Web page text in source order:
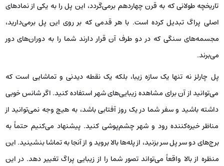
تاریخچه طولانی که به قرن چهاردهم برمی‌گردد، این پل را به یکی از نمادهای
اصلی پراگ تبدیل کرده است. با هر قدمی که بر روی این پل برمی‌دارید،
مجسمه‌های سنگی که در دو طرف آن قرار دارند شما را به دوران‌های دور
می‌برند.
پل چارلز نه تنها یک سازه زیبا، بلکه یک نقطه دیدنی و تماشایی است که
می‌توانید از آن برای مشاهده زیبایی‌های شهر استفاده کنید. اگر شانس خوبی
داشته باشید و سفر شما در یک روز آفتابی باشد، به هیچ وجه نمی‌توانید از
مناظر خیره‌کننده رود و شهر چشم‌پوشی کنید. پیشنهاد می‌کنیم حتماً به
برج‌های دو سر پل سر بزنید، از پله‌ها بالا بروید و از آنجا به تماشا بنشینید. این
منظره از بالا واقعاً می‌تواند تصور شما را از زیبایی پراگ تغییر دهد. در این